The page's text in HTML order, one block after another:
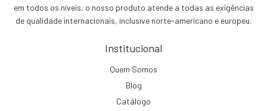
em todos os níveis, o nosso produto atende a todas as exigências
de qualidade internacionais, inclusive norte-americano e europeu.
Institucional
Quem Somos
Blog
Catálogo